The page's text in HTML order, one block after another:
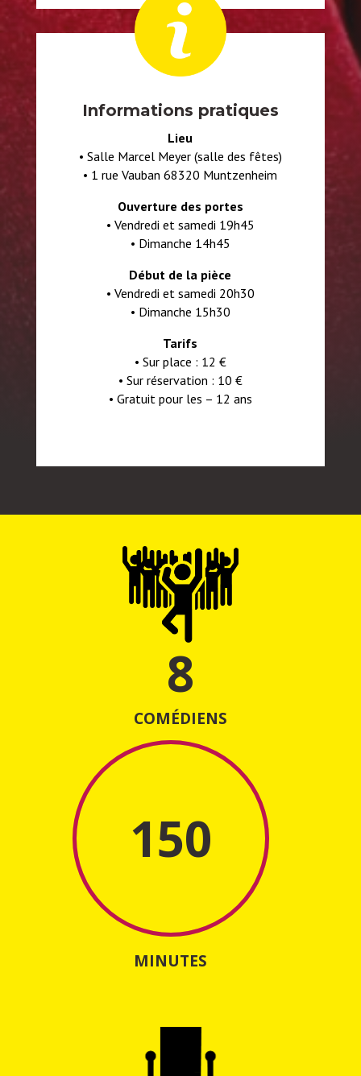
Informations pratiques
Lieu
• Salle Marcel Meyer (salle des fêtes)
• 1 rue Vauban 68320 Muntzenheim
Ouverture des portes
• Vendredi et samedi 19h45
• Dimanche 14h45
Début de la pièce
• Vendredi et samedi 20h30
• Dimanche 15h30
Tarifs
• Sur place : 12 €
• Sur réservation : 10 €
• Gratuit pour les – 12 ans
8
COMÉDIENS
150
MINUTES